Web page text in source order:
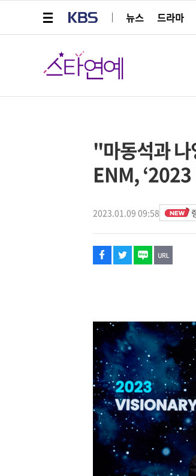
뉴스
드라마
스타연예
"마동석과
ENM, ‘2023
2023.01.09 09:58
페이스북
트위터
네이버
URL복사
글씨 작게보기
글씨 크게보기
해시태그